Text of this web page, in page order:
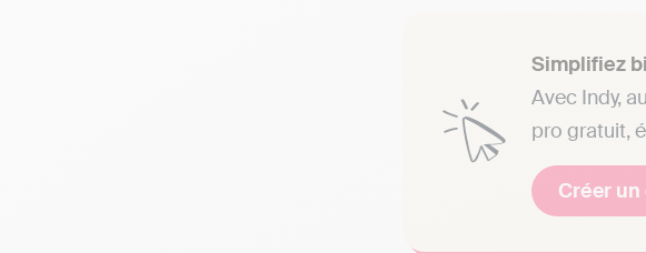
Simplifiez
Avec Indy,
pro gratuit,
Créer